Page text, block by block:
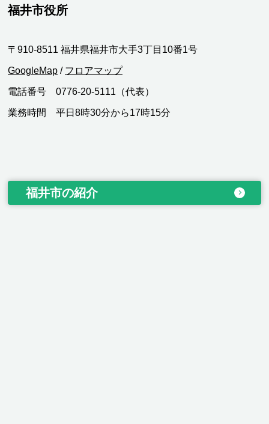
福井市役所
〒910-8511 福井県福井市大手3丁目10番1号
GoogleMap / フロアマップ
電話番号 0776-20-5111（代表）
業務時間 平日8時30分から17時15分
福井市の紹介